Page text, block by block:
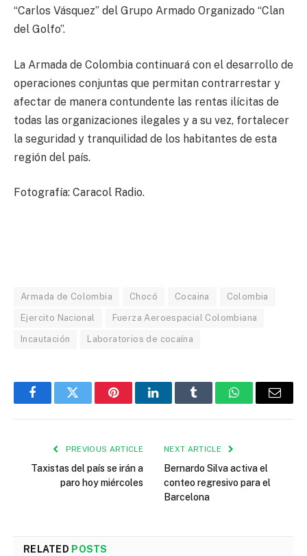
“Carlos Vásquez” del Grupo Armado Organizado “Clan
del Golfo”.
La Armada de Colombia continuará con el desarrollo de
operaciones conjuntas que permitan contrarrestar y
afectar de manera contundente las rentas ilícitas de
todas las organizaciones ilegales y a su vez, fortalecer
la seguridad y tranquilidad de los habitantes de esta
región del país.
Fotografía: Caracol Radio.
Armada de Colombia Chocó Cocaina Colombia
Ejercito Nacional Fuerza Aeroespacial Colombiana
Incautación Laboratorios de cocaína
FacebookTwitter PinterestLinkedInTumblr WhatsAppEmail
PREVIOUS ARTICLE
Taxistas del país se irán a
paro hoy miércoles
NEXT ARTICLE
Bernardo Silva activa el
conteo regresivo para el
Barcelona
RELATED POSTS